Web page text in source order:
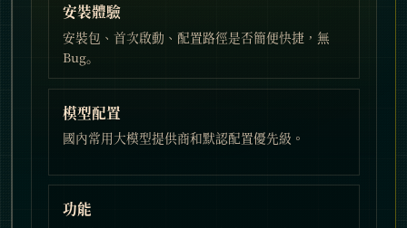
安裝體驗
安裝包、首次啟動、配置路徑是否簡便快捷，無
Bug。
模型配置
國內常用大模型提供商和默認配置優先級。
功能